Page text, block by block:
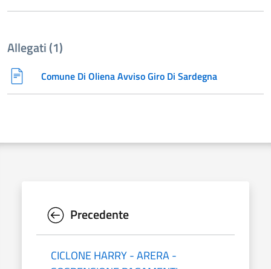
Allegati (1)
Comune Di Oliena Avviso Giro Di Sardegna
Precedente
CICLONE HARRY - ARERA -